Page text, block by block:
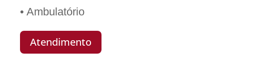
• Ambulatório
Atendimento